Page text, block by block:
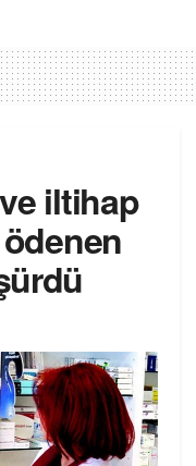
iltihap